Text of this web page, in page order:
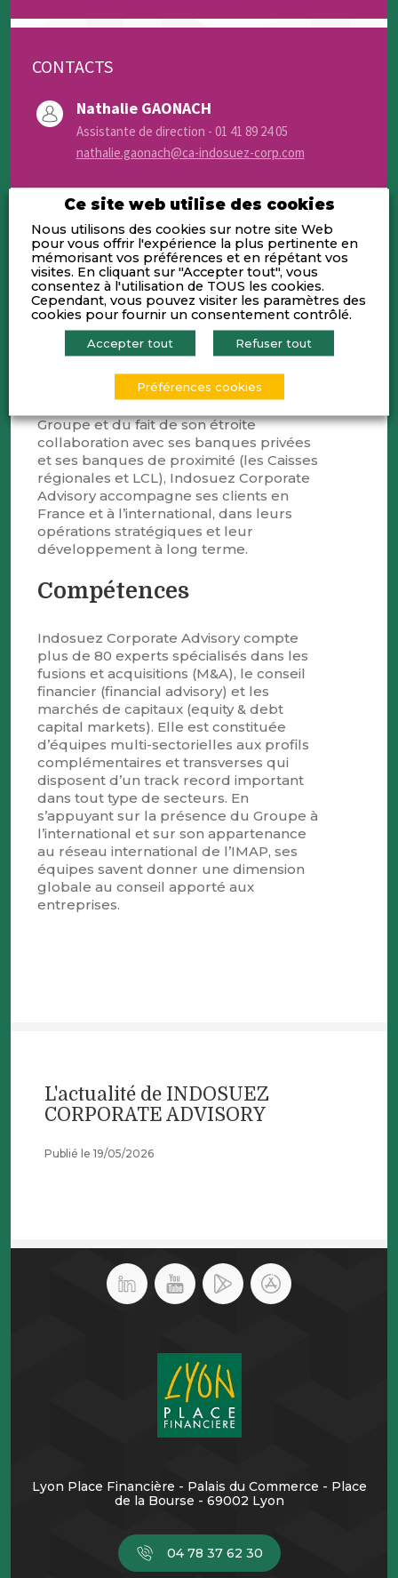
CONTACTS
Nathalie GAONACH
Assistante de direction - 01 41 89 24 05
nathalie.gaonach@ca-indosuez-corp.com
Activités
Indosuez Corporate Advisory est l’offre
du Groupe Crédit Agricole, dédiée au
conseil financier des dirigeants
actionnaires de PME et d’ETI, ainsi qu’aux
fonds de private equity et aux family
Groupe et du fait de son étroite
collaboration avec ses banques privées
et ses banques de proximité (les Caisses
régionales et LCL), Indosuez Corporate
Advisory accompagne ses clients en
France et à l’international, dans leurs
opérations stratégiques et leur
développement à long terme.
Compétences
Indosuez Corporate Advisory compte
plus de 80 experts spécialisés dans les
fusions et acquisitions (M&A), le conseil
financier (financial advisory) et les
marchés de capitaux (equity & debt
capital markets). Elle est constituée
d’équipes multi-sectorielles aux profils
complémentaires et transverses qui
disposent d’un track record important
dans tout type de secteurs. En
s’appuyant sur la présence du Groupe à
l’international et sur son appartenance
au réseau international de l’IMAP, ses
équipes savent donner une dimension
globale au conseil apporté aux
entreprises.
L'actualité de INDOSUEZ
CORPORATE ADVISORY
Publié le 19/05/2026
Lyon Place Financière - Palais du Commerce - Place
de la Bourse - 69002 Lyon
04 78 37 62 30
Ce site web utilise des cookies
Nous utilisons des cookies sur notre site Web
pour vous offrir l'expérience la plus pertinente en
mémorisant vos préférences et en répétant vos
visites. En cliquant sur "Accepter tout", vous
consentez à l'utilisation de TOUS les cookies.
Cependant, vous pouvez visiter les paramètres des
cookies pour fournir un consentement contrôlé.
Accepter tout Refuser tout
Préférences cookies